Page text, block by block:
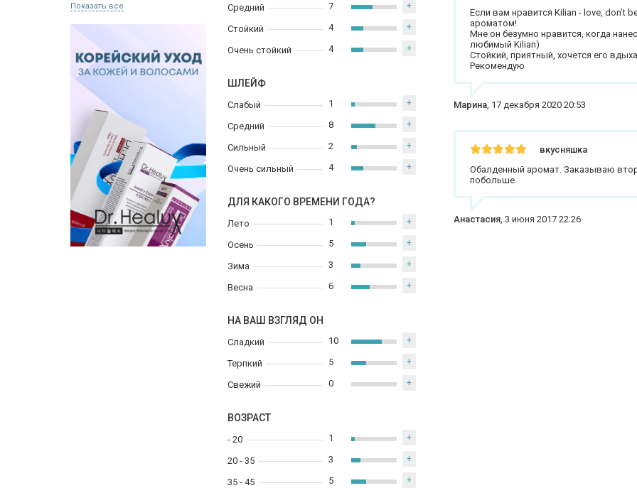
Показать все
Средний
Стойкий
Очень стойкий
7 +
4 +
4 +
ШЛЕЙФ
Слабый
Средний
Сильный
Очень сильный
1 +
8 +
2 +
4 +
ДЛЯ КАКОГО ВРЕМЕНИ ГОДА?
Лето
Осень
Зима
Весна
1 +
5 +
3 +
6 +
НА ВАШ ВЗГЛЯД ОН
Сладкий
Терпкий
Свежий
10 +
5 +
0 +
ВОЗРАСТ
- 20
20 - 35
35 - 45
1 +
3 +
5 +
Если вам нравится Kilian - love, don’t
ароматом!
Мне он безумно нравится, когда
любимый Kilian)
Стойкий, приятный, хочется его
Рекомендую
Марина, 17 декабря 2020 20:53
вкусняшка
Обалденный аромат. Заказываю
побольше.
Анастасия,3 июня 2017 22:26